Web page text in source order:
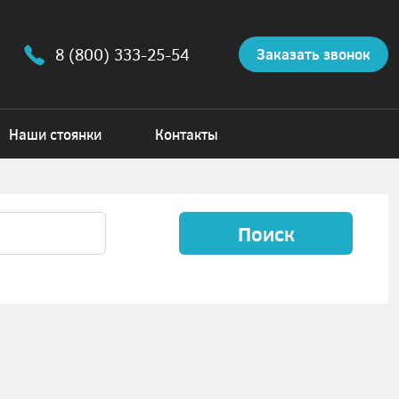
8 (800) 333-25-54 Заказать звонок
Наши стоянки Контакты
Поиск